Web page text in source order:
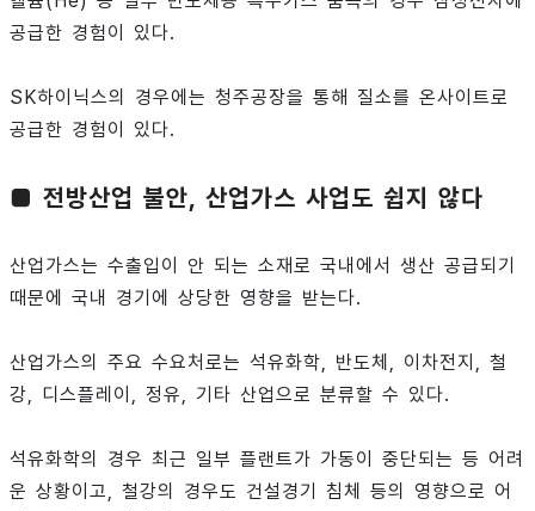
공급한 경험이 있다.
SK하이닉스의 경우에는 청주공장을 통해 질소를 온사이트로
공급한 경험이 있다.
■ 전방산업 불안, 산업가스 사업도 쉽지 않다
산업가스는 수출입이 안 되는 소재로 국내에서 생산 공급되기
때문에 국내 경기에 상당한 영향을 받는다.
산업가스의 주요 수요처로는 석유화학, 반도체, 이차전지, 철
강, 디스플레이, 정유, 기타 산업으로 분류할 수 있다.
석유화학의 경우 최근 일부 플랜트가 가동이 중단되는 등 어려
운 상황이고, 철강의 경우도 건설경기 침체 등의 영향으로 어